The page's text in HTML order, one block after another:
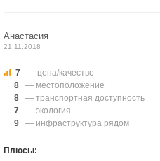
Анастасия
21.11.2018
7
— цена/качество
8
— местоположение
8
— транспортная доступность
7
— экология
9
— инфраструктура рядом
Плюсы: